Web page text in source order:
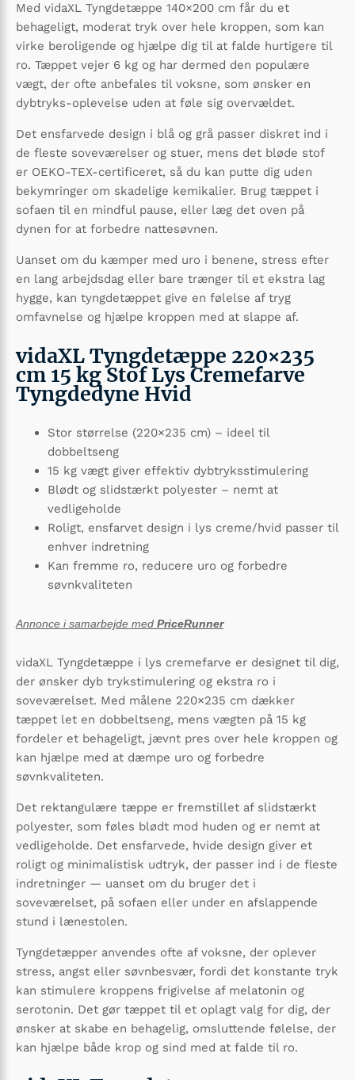
Med vidaXL Tyngdetæppe 140×200 cm får du et
behageligt, moderat tryk over hele kroppen, som kan
virke beroligende og hjælpe dig til at falde hurtigere til
ro. Tæppet vejer 6 kg og har dermed den populære
vægt, der ofte anbefales til voksne, som ønsker en
dybtryks-oplevelse uden at føle sig overvældet.
Det ensfarvede design i blå og grå passer diskret ind i
de fleste soveværelser og stuer, mens det bløde stof
er OEKO-TEX-certificeret, så du kan putte dig uden
bekymringer om skadelige kemikalier. Brug tæppet i
sofaen til en mindful pause, eller læg det oven på
dynen for at forbedre nattesøvnen.
Uanset om du kæmper med uro i benene, stress efter
en lang arbejdsdag eller bare trænger til et ekstra lag
hygge, kan tyngdetæppet give en følelse af tryg
omfavnelse og hjælpe kroppen med at slappe af.
vidaXL Tyngdetæppe 220×235
cm 15 kg Stof Lys Cremefarve
Tyngdedyne Hvid
Stor størrelse (220×235 cm) – ideel til
dobbeltseng
15 kg vægt giver effektiv dybtryksstimulering
Blødt og slidstærkt polyester – nemt at
vedligeholde
Roligt, ensfarvet design i lys creme/hvid passer til
enhver indretning
Kan fremme ro, reducere uro og forbedre
søvnkvaliteten
Annonce i samarbejde med PriceRunner
vidaXL Tyngdetæppe i lys cremefarve er designet til dig,
der ønsker dyb trykstimulering og ekstra ro i
soveværelset. Med målene 220×235 cm dækker
tæppet let en dobbeltseng, mens vægten på 15 kg
fordeler et behageligt, jævnt pres over hele kroppen og
kan hjælpe med at dæmpe uro og forbedre
søvnkvaliteten.
Det rektangulære tæppe er fremstillet af slidstærkt
polyester, som føles blødt mod huden og er nemt at
vedligeholde. Det ensfarvede, hvide design giver et
roligt og minimalistisk udtryk, der passer ind i de fleste
indretninger — uanset om du bruger det i
soveværelset, på sofaen eller under en afslappende
stund i lænestolen.
Tyngdetæpper anvendes ofte af voksne, der oplever
stress, angst eller søvnbesvær, fordi det konstante tryk
kan stimulere kroppens frigivelse af melatonin og
serotonin. Det gør tæppet til et oplagt valg for dig, der
ønsker at skabe en behagelig, omsluttende følelse, der
kan hjælpe både krop og sind med at falde til ro.